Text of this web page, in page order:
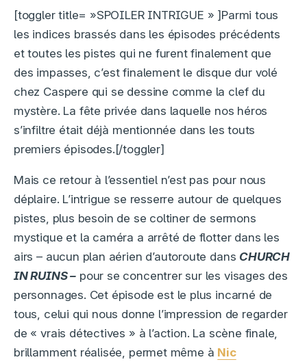
[toggler title= »SPOILER INTRIGUE » ]Parmi tous
les indices brassés dans les épisodes précédents
et toutes les pistes qui ne furent finalement que
des impasses, c’est finalement le disque dur volé
chez Caspere qui se dessine comme la clef du
mystère. La fête privée dans laquelle nos héros
s’infiltre était déjà mentionnée dans les touts
premiers épisodes.[/toggler]
Mais ce retour à l’essentiel n’est pas pour nous
déplaire. L’intrigue se resserre autour de quelques
pistes, plus besoin de se coltiner de sermons
mystique et la caméra a arrêté de flotter dans les
airs – aucun plan aérien d’autoroute dans CHURCH
IN RUINS – pour se concentrer sur les visages des
personnages. Cet épisode est le plus incarné de
tous, celui qui nous donne l’impression de regarder
de « vrais détectives » à l’action. La scène finale,
brillamment réalisée, permet même à Nic